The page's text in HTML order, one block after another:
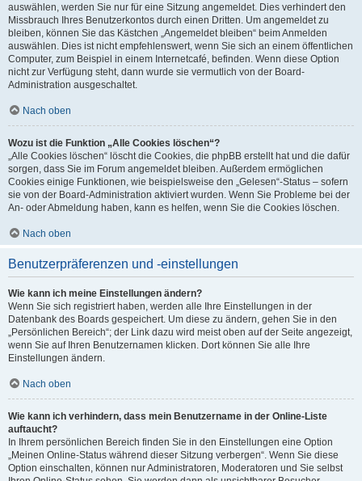
auswählen, werden Sie nur für eine Sitzung angemeldet. Dies verhindert den
Missbrauch Ihres Benutzerkontos durch einen Dritten. Um angemeldet zu
bleiben, können Sie das Kästchen „Angemeldet bleiben“ beim Anmelden
auswählen. Dies ist nicht empfehlenswert, wenn Sie sich an einem öffentlichen
Computer, zum Beispiel in einem Internetcafé, befinden. Wenn diese Option
nicht zur Verfügung steht, dann wurde sie vermutlich von der Board-
Administration ausgeschaltet.
Nach oben
Wozu ist die Funktion „Alle Cookies löschen“?
„Alle Cookies löschen“ löscht die Cookies, die phpBB erstellt hat und die dafür
sorgen, dass Sie im Forum angemeldet bleiben. Außerdem ermöglichen
Cookies einige Funktionen, wie beispielsweise den „Gelesen“-Status – sofern
sie von der Board-Administration aktiviert wurden. Wenn Sie Probleme bei der
An- oder Abmeldung haben, kann es helfen, wenn Sie die Cookies löschen.
Nach oben
Benutzerpräferenzen und -einstellungen
Wie kann ich meine Einstellungen ändern?
Wenn Sie sich registriert haben, werden alle Ihre Einstellungen in der
Datenbank des Boards gespeichert. Um diese zu ändern, gehen Sie in den
„Persönlichen Bereich“; der Link dazu wird meist oben auf der Seite angezeigt,
wenn Sie auf Ihren Benutzernamen klicken. Dort können Sie alle Ihre
Einstellungen ändern.
Nach oben
Wie kann ich verhindern, dass mein Benutzername in der Online-Liste
auftaucht?
In Ihrem persönlichen Bereich finden Sie in den Einstellungen eine Option
„Meinen Online-Status während dieser Sitzung verbergen“. Wenn Sie diese
Option einschalten, können nur Administratoren, Moderatoren und Sie selbst